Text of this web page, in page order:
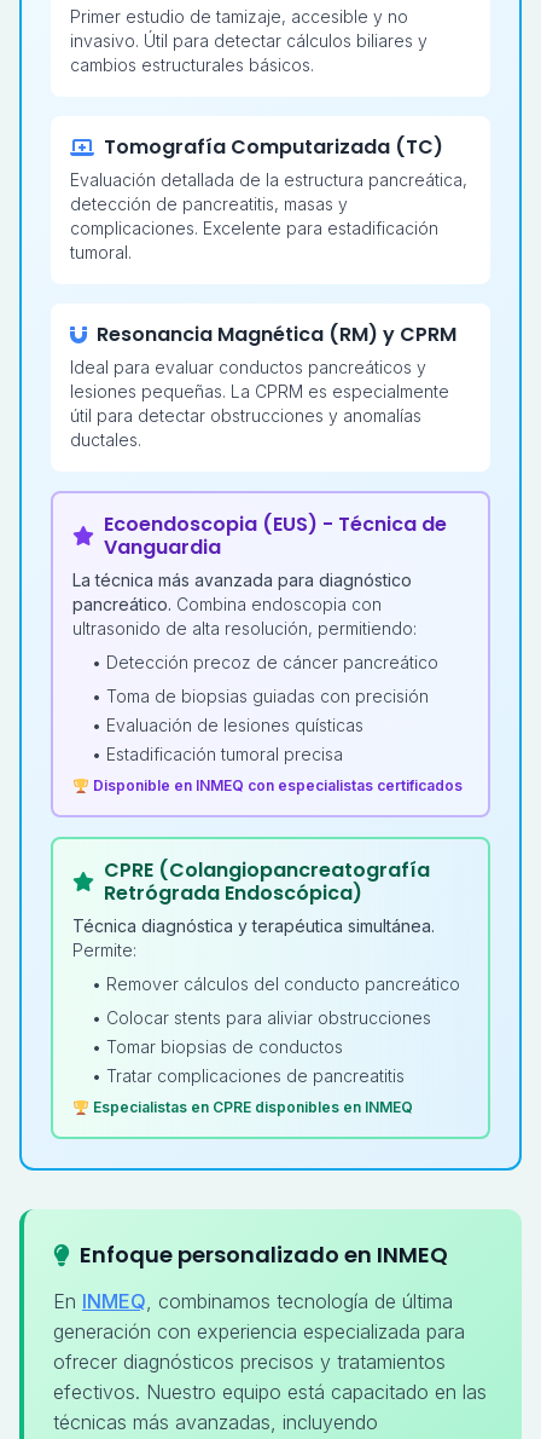
Primer estudio de tamizaje, accesible y no
invasivo. Útil para detectar cálculos biliares y
cambios estructurales básicos.
Tomografía Computarizada (TC)
Evaluación detallada de la estructura pancreática,
detección de pancreatitis, masas y
complicaciones. Excelente para estadificación
tumoral.
Resonancia Magnética (RM) y CPRM
Ideal para evaluar conductos pancreáticos y
lesiones pequeñas. La CPRM es especialmente
útil para detectar obstrucciones y anomalías
ductales.
Ecoendoscopia (EUS) - Técnica de
Vanguardia
La técnica más avanzada para diagnóstico
pancreático. Combina endoscopia con
ultrasonido de alta resolución, permitiendo:
• Detección precoz de cáncer pancreático
• Toma de biopsias guiadas con precisión
• Evaluación de lesiones quísticas
• Estadificación tumoral precisa
Disponible en INMEQ con especialistas certificados
CPRE (Colangiopancreatografía
Retrógrada Endoscópica)
Técnica diagnóstica y terapéutica simultánea.
Permite:
• Remover cálculos del conducto pancreático
• Colocar stents para aliviar obstrucciones
• Tomar biopsias de conductos
• Tratar complicaciones de pancreatitis
Especialistas en CPRE disponibles en INMEQ
Enfoque personalizado en INMEQ
En INMEQ, combinamos tecnología de última
generación con experiencia especializada para
ofrecer diagnósticos precisos y tratamientos
efectivos. Nuestro equipo está capacitado en las
técnicas más avanzadas, incluyendo